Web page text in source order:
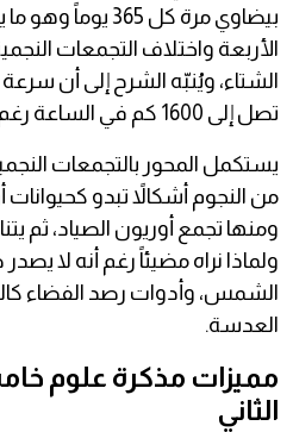
بيضاوي مرة كل
الأربعة واختلاف التجمعات
الشتاء، ويُنبّه الشرح إلى أن
تصل إلى 1600 كم في الساعة رغم أننا لا نشعر بها.
يستكمل المحور بالتجمعات
من النجوم أشكالاً تبدو
ومنها تجمع أوريون الصياد، ثم
ولماذا نراه مضيئاً رغم أنه لا
الشمس، وأدوات رصد الفضاء
العدسة.
مميزات مذكرة علوم
الثاني